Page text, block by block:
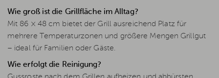
Wie groß ist die Grillfläche im Alltag?
Mit 86 × 48 cm bietet der Grill ausreichend Platz für
mehrere Temperaturzonen und größere Mengen Grillgut
– ideal für Familien oder Gäste.
Wie erfolgt die Reinigung?